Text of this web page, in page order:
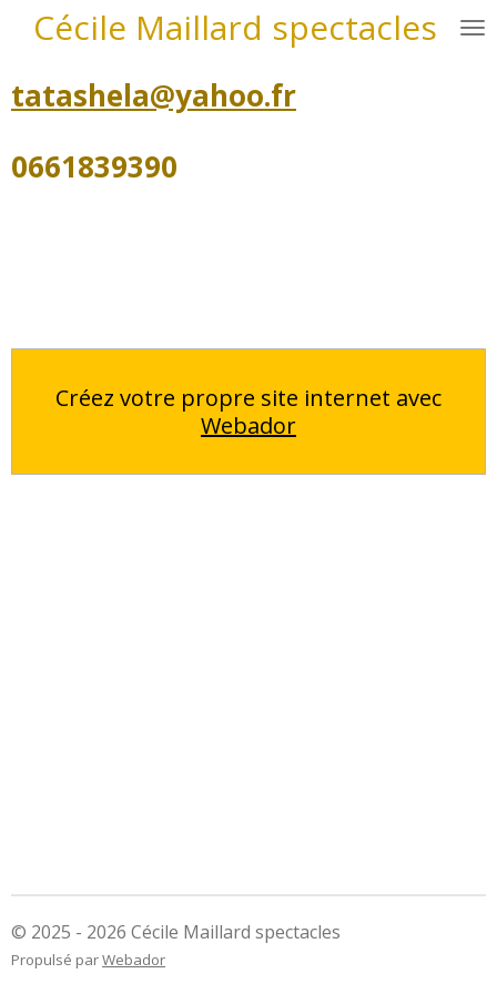
Passer
principal
Cécile Maillard spectacles
tatashela@yahoo.fr
0661839390
Créez votre propre site internet avec
Webador
© 2025 - 2026 Cécile Maillard spectacles
Propulsé parWebador